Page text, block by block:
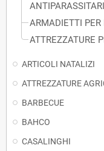
ANTIPARASSITARI
ARMADIETTI PER
ATTREZZATURE
ARTICOLI NATALIZI
ATTREZZATURE
BARBECUE
BAHCO
CASALINGHI